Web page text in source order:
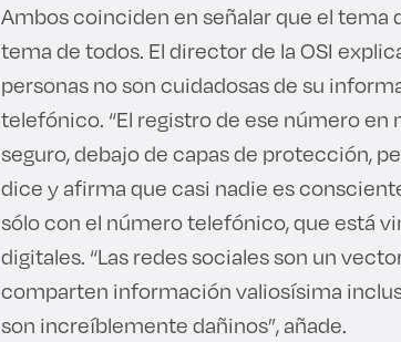
Ambos coinciden en señalar que el tema
tema de todos. El director de la OSI
personas no son cuidadosas de su
telefónico. “El registro de ese número
seguro, debajo de capas de protección,
dice y afirma que casi nadie es
sólo con el número telefónico, que está
digitales. “Las redes sociales son un
comparten información valiosísima
son increíblemente dañinos”, añade.